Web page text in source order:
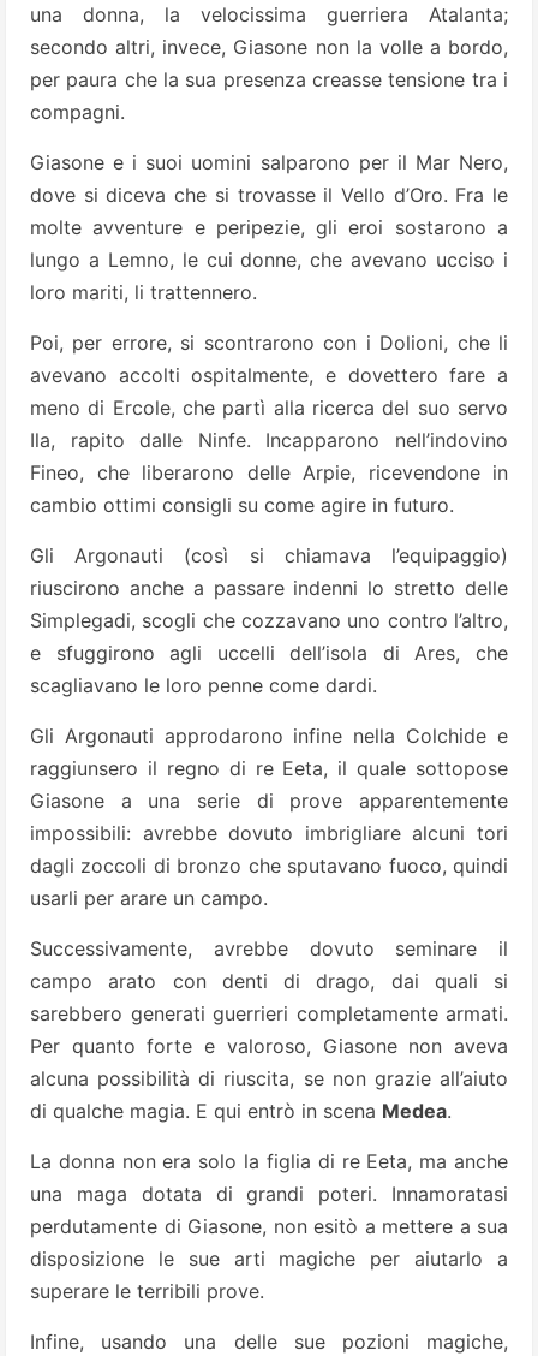
una donna, la velocissima guerriera Atalanta;
secondo altri, invece, Giasone non la volle a bordo,
per paura che la sua presenza creasse tensione tra i
compagni.
Giasone e i suoi uomini salparono per il Mar Nero,
dove si diceva che si trovasse il Vello d’Oro. Fra le
molte avventure e peripezie, gli eroi sostarono a
lungo a Lemno, le cui donne, che avevano ucciso i
loro mariti, li trattennero.
Poi, per errore, si scontrarono con i Dolioni, che li
avevano accolti ospitalmente, e dovettero fare a
meno di Ercole, che partì alla ricerca del suo servo
Ila, rapito dalle Ninfe. Incapparono nell’indovino
Fineo, che liberarono delle Arpie, ricevendone in
cambio ottimi consigli su come agire in futuro.
Gli Argonauti (così si chiamava l’equipaggio)
riuscirono anche a passare indenni lo stretto delle
Simplegadi, scogli che cozzavano uno contro l’altro,
e sfuggirono agli uccelli dell’isola di Ares, che
scagliavano le loro penne come dardi.
Gli Argonauti approdarono infine nella Colchide e
raggiunsero il regno di re Eeta, il quale sottopose
Giasone a una serie di prove apparentemente
impossibili: avrebbe dovuto imbrigliare alcuni tori
dagli zoccoli di bronzo che sputavano fuoco, quindi
usarli per arare un campo.
Successivamente, avrebbe dovuto seminare il
campo arato con denti di drago, dai quali si
sarebbero generati guerrieri completamente armati.
Per quanto forte e valoroso, Giasone non aveva
alcuna possibilità di riuscita, se non grazie all’aiuto
di qualche magia. E qui entrò in scena Medea.
La donna non era solo la figlia di re Eeta, ma anche
una maga dotata di grandi poteri. Innamoratasi
perdutamente di Giasone, non esitò a mettere a sua
disposizione le sue arti magiche per aiutarlo a
superare le terribili prove.
Infine, usando una delle sue pozioni magiche,